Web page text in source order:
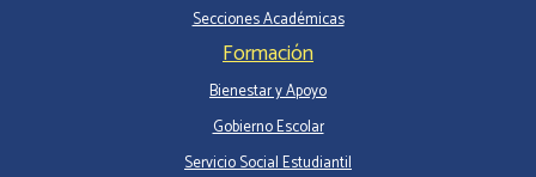
Secciones Académicas
Formación
Bienestar y Apoyo
Gobierno Escolar
Servicio Social Estudiantil